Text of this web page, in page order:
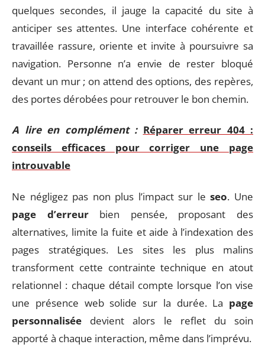
quelques secondes, il jauge la capacité du site à
anticiper ses attentes. Une interface cohérente et
travaillée rassure, oriente et invite à poursuivre sa
navigation. Personne n’a envie de rester bloqué
devant un mur ; on attend des options, des repères,
des portes dérobées pour retrouver le bon chemin.
A lire en complément : Réparer erreur 404 :
conseils efficaces pour corriger une page
introuvable
Ne négligez pas non plus l’impact sur leseo. Une
page d’erreurbien pensée, proposant des
alternatives, limite la fuite et aide à l’indexation des
pages stratégiques. Les sites les plus malins
transforment cette contrainte technique en atout
relationnel : chaque détail compte lorsque l’on vise
une présence web solide sur la durée. La page
personnalisée devient alors le reflet du soin
apporté à chaque interaction, même dans l’imprévu.